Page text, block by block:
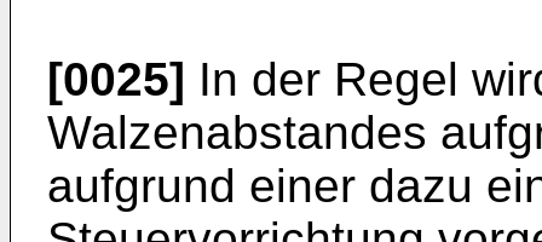
[0025] In der Regel
Walzenabstandes
aufgrund einer dazu